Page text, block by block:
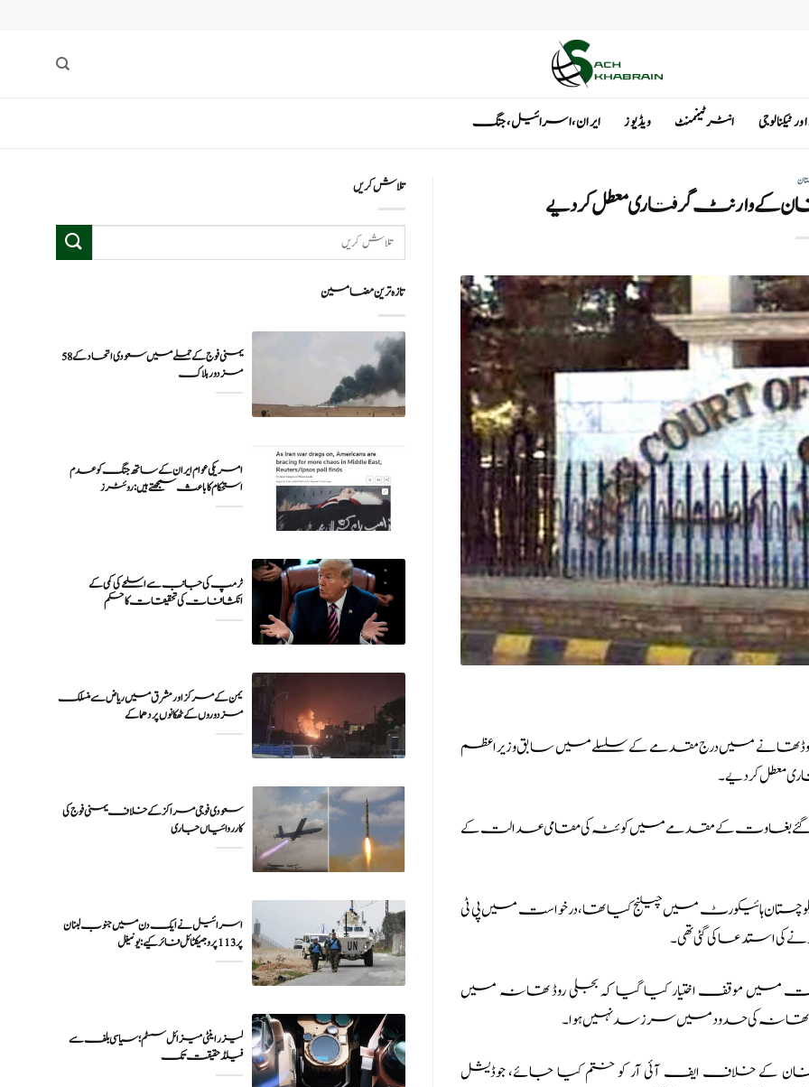
انٹرٹینمنٹ ویڈیوز ایران ، اسرائیل ، جنگ
کے وارنٹ گرفتاری معطل کردیے
روڈ تھانے میں درج مقدمے کے سلسلے میں سابق وزیراعظم
معطل کردیے۔
گئے بغاوت کے مقدمے میں کوئٹہ کی مقامی عدالت کے
ہائیکورٹ میں چیلنج کیا تھا، درخواست میں پی ٹی
استدعا کی گئی تھی۔
میں موقف اختیار کیا گیا کہ بجلی روڈ تھانہ میں
روڈ تھانہ کی حدود میں سرزسد نہیں ہوا۔
کے خلاف ایف آئی آر کو ختم کیا جائے، جوڈیشل
تلاش کریں
تازہ ترین مضامین
یمنی فوج کے حملے میں سعودی اتحاد کے 58
مزدور ہلاک
امریکی عوام ایران کے ساتھ جنگ کو عدم
ٹرمپ کی جانب سے اسلحے کی کمی کے
انکشافات کی تحقیقات کا حکم
یمن کے مرکز اور مشرق میں ریاض سے منسلک
مزدوروں کے ٹھکانوں پر دھماکے
سعودی فوجی مراکز کے خلاف یمنی فوج کی
اسرائیل نے ایک دن میں جنوب لبنان
پر 113 پروجیکٹائل فائر کیے: یونیفل
لیزر اینٹی میزائل سسٹم؛ سیاسی بلف سے
فیلڈ حقیقت تک